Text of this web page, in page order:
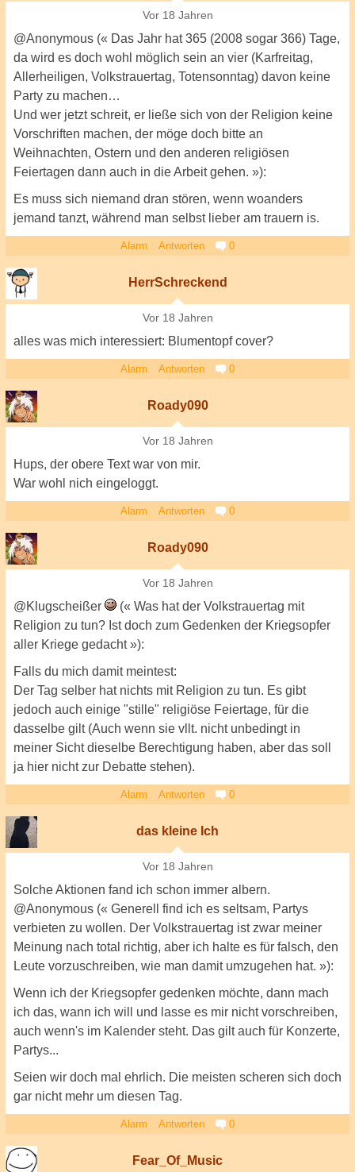
Vor 18 Jahren
@Anonymous (« Das Jahr hat 365 (2008 sogar 366) Tage,
da wird es doch wohl möglich sein an vier (Karfreitag,
Allerheiligen, Volkstrauertag, Totensonntag) davon keine
Party zu machen…
Und wer jetzt schreit, er ließe sich von der Religion keine
Vorschriften machen, der möge doch bitte an
Weihnachten, Ostern und den anderen religiösen
Feiertagen dann auch in die Arbeit gehen. »):
Es muss sich niemand dran stören, wenn woanders
jemand tanzt, während man selbst lieber am trauern is.
Alarm Antworten 0
HerrSchreckend
Vor 18 Jahren
alles was mich interessiert: Blumentopf cover?
Alarm Antworten 0
Roady090
Vor 18 Jahren
Hups, der obere Text war von mir.
War wohl nich eingeloggt.
Alarm Antworten 0
Roady090
Vor 18 Jahren
@Klugscheißer
(« Was hat der Volkstrauertag mit
Religion zu tun? Ist doch zum Gedenken der Kriegsopfer
aller Kriege gedacht »):
Falls du mich damit meintest:
Der Tag selber hat nichts mit Religion zu tun. Es gibt
jedoch auch einige "stille" religiöse Feiertage, für die
dasselbe gilt (Auch wenn sie vllt. nicht unbedingt in
meiner Sicht dieselbe Berechtigung haben, aber das soll
ja hier nicht zur Debatte stehen).
Alarm Antworten 0
das kleine Ich
Vor 18 Jahren
Solche Aktionen fand ich schon immer albern.
@Anonymous (« Generell find ich es seltsam, Partys
verbieten zu wollen. Der Volkstrauertag ist zwar meiner
Meinung nach total richtig, aber ich halte es für falsch, den
Leute vorzuschreiben, wie man damit umzugehen hat. »):
Wenn ich der Kriegsopfer gedenken möchte, dann mach
ich das, wann ich will und lasse es mir nicht vorschreiben,
auch wenn's im Kalender steht. Das gilt auch für Konzerte,
Partys...
Seien wir doch mal ehrlich. Die meisten scheren sich doch
gar nicht mehr um diesen Tag.
Alarm Antworten 0
Fear_Of_Music